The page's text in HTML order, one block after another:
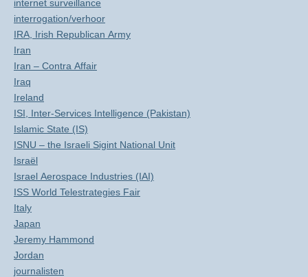
internet surveillance
interrogation/verhoor
IRA, Irish Republican Army
Iran
Iran – Contra Affair
Iraq
Ireland
ISI, Inter-Services Intelligence (Pakistan)
Islamic State (IS)
ISNU – the Israeli Sigint National Unit
Israël
Israel Aerospace Industries (IAI)
ISS World Telestrategies Fair
Italy
Japan
Jeremy Hammond
Jordan
journalisten